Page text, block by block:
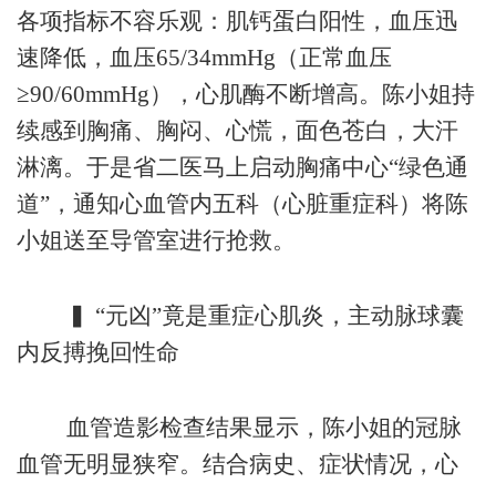
各项指标不容乐观：肌钙蛋白阳性，血压迅
速降低，血压65/34mmHg（正常血压
≥90/60mmHg），心肌酶不断增高。陈小姐持
续感到胸痛、胸闷、心慌，面色苍白，大汗
淋漓。于是省二医马上启动胸痛中心“绿色通
道”，通知心血管内五科（心脏重症科）将陈
小姐送至导管室进行抢救。
▍ “元凶”竟是重症心肌炎，主动脉球囊
内反搏挽回性命
血管造影检查结果显示，陈小姐的冠脉
血管无明显狭窄。结合病史、症状情况，心